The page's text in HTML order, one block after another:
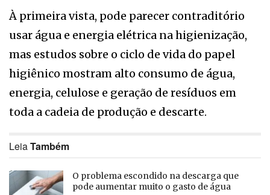
À primeira vista, pode parecer contraditório
usar água e energia elétrica na higienização,
mas estudos sobre o ciclo de vida do papel
higiênico mostram alto consumo de água,
energia, celulose e geração de resíduos em
toda a cadeia de produção e descarte.
LeiaTambém
O problema escondido na descarga que
pode aumentar muito o gasto de água